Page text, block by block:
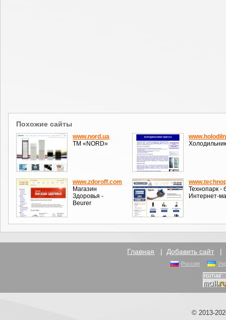
Похожие сайты
www.nord.ua
ТМ «NORD»
www.zdoroff.com
Магазин
Здоровья -
Beurer
Технопарк -
Интернет-
Главная | Добавить сайт |
Россия
© 2013-